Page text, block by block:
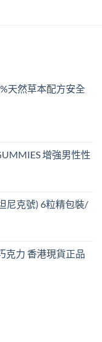
天然草本配方安全
增強男性性
尼克號) 6粒精包裝/
克力 香港現貨正品